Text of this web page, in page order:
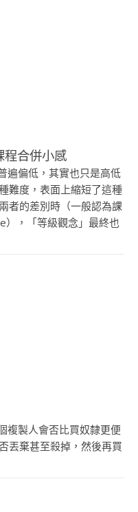
程合併小感
遍偏低，其實也只是高低
難度，表面上縮短了這種
者的差別時（一般認為課
），「等級觀念」最終也
複製人會否比買奴隸更便
丟棄甚至殺掉，然後再買